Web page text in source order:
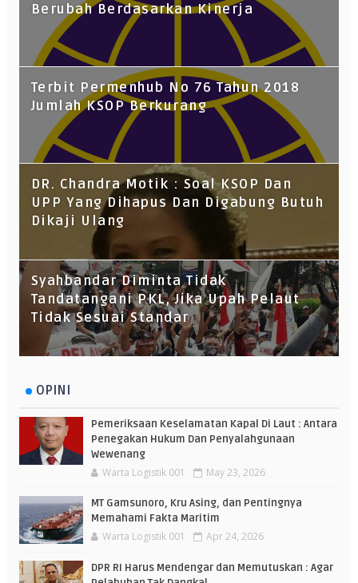
Berubah Berdasarkan Kinerja
Terbit Permenhub No 76 Tahun 2018
Jumlah KSOP Berkurang
DR. Chandra Motik : Soal KSOP Dan
UPP Yang Dihapus Dan Digabung Butuh
Dikaji Ulang
Syahbandar Diminta Tidak
Tandatangani PKL, Jika Upah Pelaut
Tidak Sesuai Standar
OPINI
Pemeriksaan Keselamatan Kapal Di Laut : Antara
Penegakan Hukum Dan Penyalahgunaan
Wewenang
Warta Logistik 001 May 23, 2026
MT Gamsunoro, Kru Asing, dan Pentingnya
Memahami Fakta Maritim
Warta Logistik 001 Apr 24, 2026
DPR RI Harus Mendengar dan Memutuskan : Agar